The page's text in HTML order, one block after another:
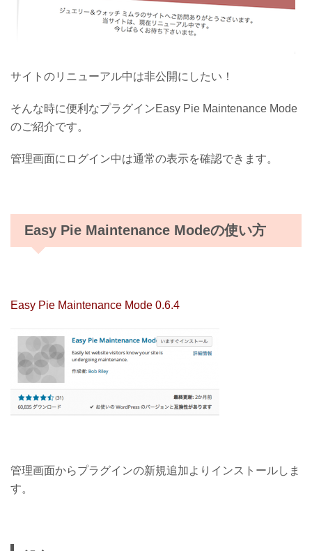
サイトのリニューアル中は非公開にしたい！
そんな時に便利なプラグインEasy Pie Maintenance Mode
のご紹介です。
管理画面にログイン中は通常の表示を確認できます。
Easy Pie Maintenance Modeの使い方
Easy Pie Maintenance Mode 0.6.4
管理画面からプラグインの新規追加よりインストールしま
す。